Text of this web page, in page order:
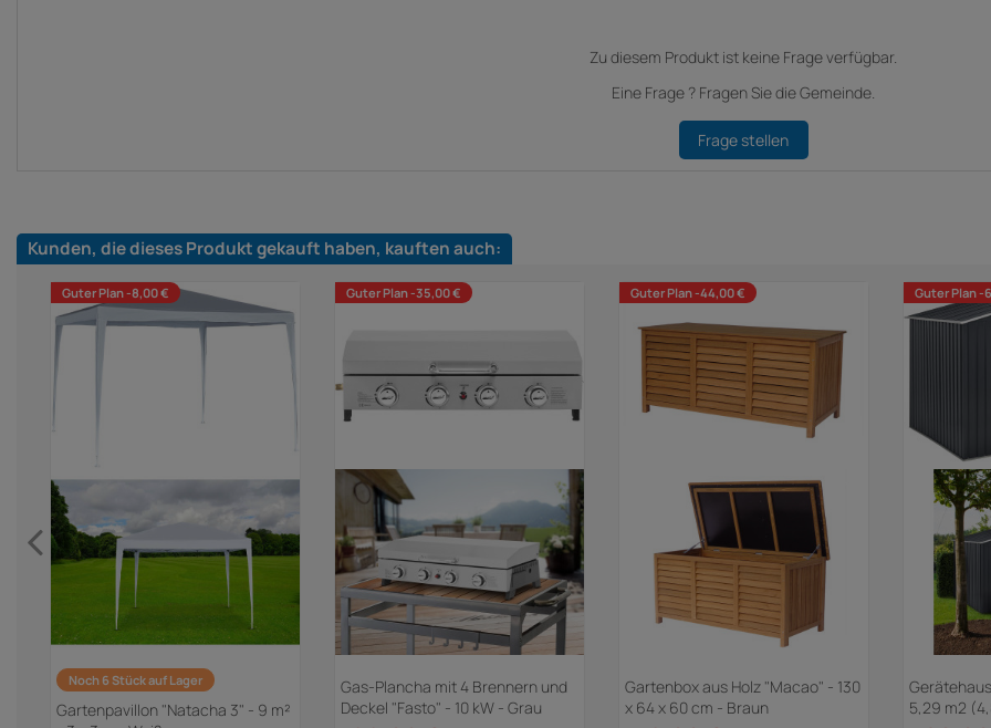
Zu diesem Produkt ist keine Frage verfügbar.
Eine Frage ? Fragen Sie die Gemeinde.
Frage stellen
Kunden, die dieses Produkt gekauft haben, kauften auch:
Guter Plan -8,00 €
Noch 6 Stück auf Lager
Gartenpavillon "Natacha 3" - 9 m²
Guter Plan -35,00 €
Gas-Plancha mit 4 Brennern und
Deckel "Fasto" - 10 kW - Grau
Guter Plan -44,00 €
Gartenbox aus Holz "Macao" - 130
x 64 x 60 cm - Braun
Guter Plan -
5,29 m2